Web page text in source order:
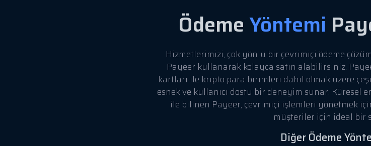
ÖdemeYöntemi
Hizmetlerimizi, çok yönlü bir çevrimiçi ödeme
Payeer kullanarak kolayca satın alabilirsiniz.
kartları ile kripto para birimleri dahil olmak üzere
esnek ve kullanıcı dostu bir deneyim sunar.
ile bilinen Payeer, çevrimiçi işlemleri yönetmek
müşteriler için ideal bir
Diğer Ödeme